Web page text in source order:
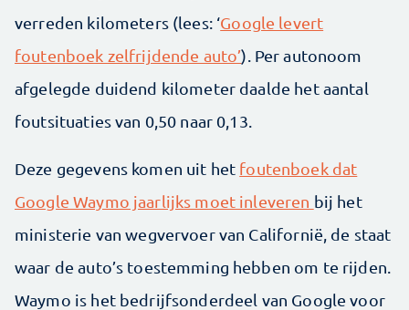
verreden kilometers (lees: ‘Google levert
foutenboek zelfrijdende auto’). Per autonoom
afgelegde duidend kilometer daalde het aantal
foutsituaties van 0,50 naar 0,13.
Deze gegevens komen uit het foutenboek dat
Google Waymo jaarlijks moet inleveren bij het
ministerie van wegvervoer van Californië, de staat
waar de auto’s toestemming hebben om te rijden.
Waymo is het bedrijfsonderdeel van Google voor